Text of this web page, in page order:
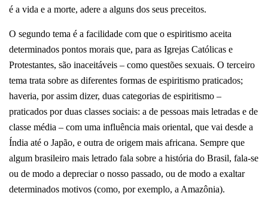
é a vida e a morte, adere a alguns dos seus preceitos.
O segundo tema é a facilidade com que o espiritismo aceita
determinados pontos morais que, para as Igrejas Católicas e
Protestantes, são inaceitáveis – como questões sexuais. O terceiro
tema trata sobre as diferentes formas de espiritismo praticados;
haveria, por assim dizer, duas categorias de espiritismo –
praticados por duas classes sociais: a de pessoas mais letradas e de
classe média – com uma influência mais oriental, que vai desde a
Índia até o Japão, e outra de origem mais africana. Sempre que
algum brasileiro mais letrado fala sobre a história do Brasil, fala-se
ou de modo a depreciar o nosso passado, ou de modo a exaltar
determinados motivos (como, por exemplo, a Amazônia).